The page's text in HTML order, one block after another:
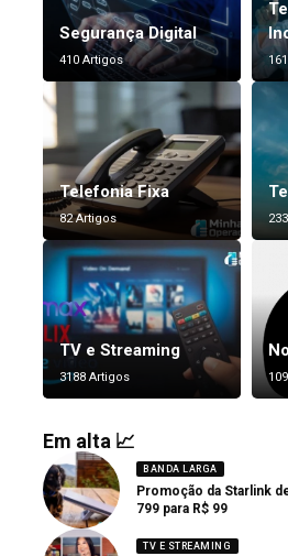
Segurança Digital
410 Artigos
Telefonia Fixa
82 Artigos
TV e Streaming
3188 Artigos
Em alta 📈
BANDA LARGA
Promoção da Starlink
799 para R$ 99
TV E STREAMING